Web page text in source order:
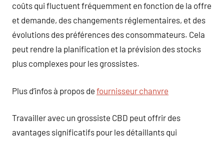
coûts qui fluctuent fréquemment en fonction de la offre
et demande, des changements réglementaires, et des
évolutions des préférences des consommateurs. Cela
peut rendre la planification et la prévision des stocks
plus complexes pour les grossistes.
Plus d’infos à propos de fournisseur chanvre
Travailler avec un grossiste CBD peut offrir des
avantages significatifs pour les détaillants qui